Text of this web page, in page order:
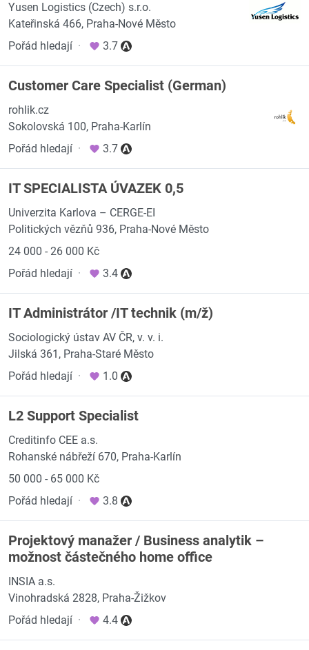
Yusen Logistics (Czech) s.r.o.
Kateřinská 466, Praha-Nové Město
Pořád hledají · 3.7
Customer Care Specialist (German)
rohlik.cz
Sokolovská 100, Praha-Karlín
Pořád hledají · 3.7
IT SPECIALISTA ÚVAZEK 0,5
Univerzita Karlova – CERGE-EI
Politických vězňů 936, Praha-Nové Město
24 000 - 26 000 Kč
Pořád hledají · 3.4
IT Administrátor /IT technik (m/ž)
Sociologický ústav AV ČR, v. v. i.
Jilská 361, Praha-Staré Město
Pořád hledají · 1.0
L2 Support Specialist
Creditinfo CEE a.s.
Rohanské nábřeží 670, Praha-Karlín
50 000 - 65 000 Kč
Pořád hledají · 3.8
Projektový manažer / Business analytik –
možnost částečného home office
INSIA a.s.
Vinohradská 2828, Praha-Žižkov
Pořád hledají · 4.4